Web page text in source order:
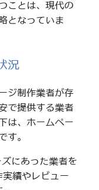
ことは、現代の
となっていま
況
ジ制作業者が存
で提供する業者
は、ホームペー
す。
にあった業者を
績やレビュー